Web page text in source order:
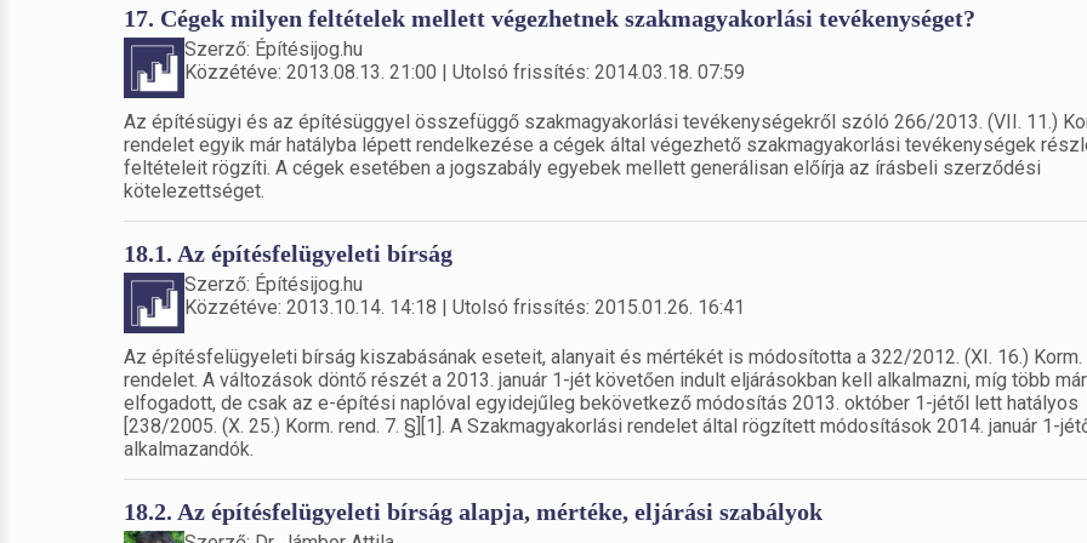
17. Cégek milyen feltételek mellett végezhetnek szakmagyakorlási tevékenységet?
Szerző: Építésijog.hu
Közzétéve: 2013.08.13. 21:00 | Utolsó frissítés: 2014.03.18. 07:59
Az építésügyi és az építésüggyel összefüggő szakmagyakorlási tevékenységekről szóló 266/2013. (VII. 11.)
rendelet egyik már hatályba lépett rendelkezése a cégek által végezhető szakmagyakorlási tevékenységek
feltételeit rögzíti. A cégek esetében a jogszabály egyebek mellett generálisan előírja az írásbeli szerződési
kötelezettséget.
18.1. Az építésfelügyeleti bírság
Szerző: Építésijog.hu
Közzétéve: 2013.10.14. 14:18 | Utolsó frissítés: 2015.01.26. 16:41
Az építésfelügyeleti bírság kiszabásának eseteit, alanyait és mértékét is módosította a 322/2012. (XI. 16.) Korm.
rendelet. A változások döntő részét a 2013. január 1-jét követően indult eljárásokban kell alkalmazni, míg több már
elfogadott, de csak az e-építési naplóval egyidejűleg bekövetkező módosítás 2013. október 1-jétől lett hatályos
[238/2005. (X. 25.) Korm. rend. 7. §][1]. A Szakmagyakorlási rendelet által rögzített módosítások 2014. január 1-
alkalmazandók.
18.2. Az építésfelügyeleti bírság alapja, mértéke, eljárási szabályok